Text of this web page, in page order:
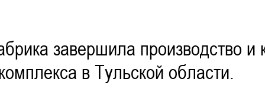
противопожарные двери
противопожарные двери
Фото наших
завершила производство и
в Тульской области.